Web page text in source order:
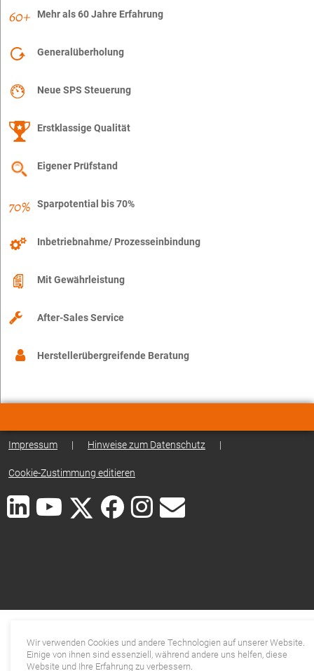
Mehr als 60 Jahre Erfahrung
Generalüberholung
Neue SPS Steuerung
Erstklassige Qualität
Eigener Prüfstand
Sparpotential bis 70%
Inbetriebnahme/ Prozesseinbindung
Mit Gewährleistung
After-Sales Service
Herstellerübergreifende Beratung
Impressum | Hinweise zum Datenschutz |
Cookie-Zustimmung editieren
Wir verwenden Cookies und andere Technologien auf unserer Website.
Einige von ihnen sind essenziell, während andere uns helfen, diese
Website und Ihre Erfahrung zu verbessern.